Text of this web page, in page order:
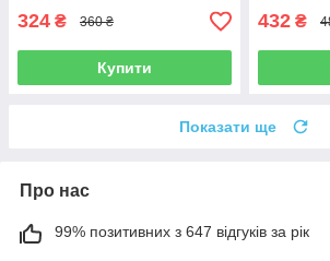
324 ₴ 360 ₴
Купити
432 ₴
Показати ще
Про нас
99% позитивних з 647 відгуків за рік